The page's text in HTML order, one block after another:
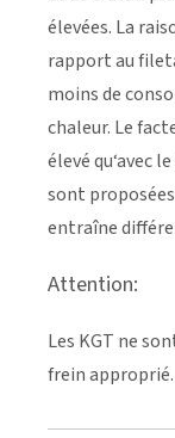
élevées. La
rapport au
moins de
chaleur. Le
élevé qu‘avec
sont
entraîne
Attention:
Les KGT ne
frein approprié.